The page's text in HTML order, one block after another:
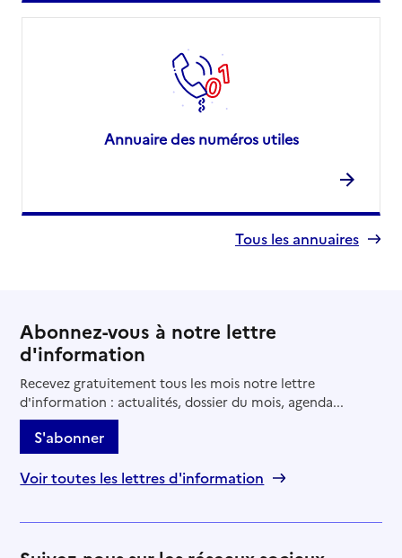
Annuaire des numéros utiles
Tous les annuaires
Abonnez-vous à notre lettre
d'information
Recevez gratuitement tous les mois notre lettre
d'information : actualités, dossier du mois, agenda...
S'abonner
Voir toutes les lettres d'information